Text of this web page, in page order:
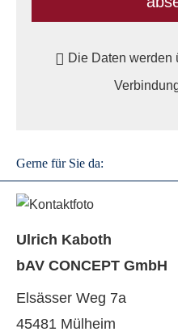
Die Daten werden
Gerne für Sie da:
Ulrich Kaboth
bAV CONCEPT GmbH
Elsässer Weg 7a
45481 Mülheim